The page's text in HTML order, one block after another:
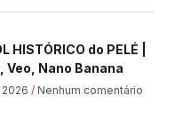
HISTÓRICO do PELÉ |
Veo, Nano Banana
Nenhum comentário